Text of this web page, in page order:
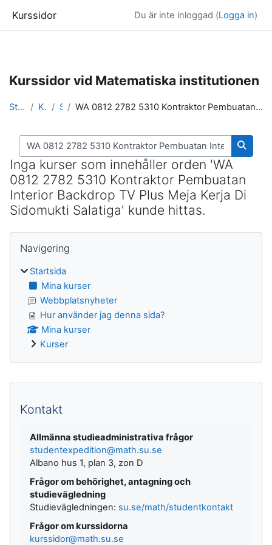
Kurssidor Du är inte inloggad (Logga in)
Kurssidor vid Matematiska institutionen
Startsida Kurser Sök WA 0812 2782 5310 Kontraktor Pembuatan Interior Backdrop TV Plus Meja Kerja Di Sidomukti Salatiga
Sök kurser
Sök
Inga kurser som innehåller orden 'WA
0812 2782 5310 Kontraktor Pembuatan
Interior Backdrop TV Plus Meja Kerja Di
Sidomukti Salatiga' kunde hittas.
Block
Navigering
Startsida
Mina kurser
Webbplatsnyheter
Hur använder jag denna sida?
Mina kurser
Kurser
Kompletterande block
Kontakt
Allmänna studieadministrativa frågor
studentexpedition@math.su.se
Albano hus 1, plan 3, zon D
Frågor om behörighet, antagning och
studievägledning
Studievägledningen: su.se/math/studentkontakt
Frågor om kurssidorna
kurssidor@math.su.se